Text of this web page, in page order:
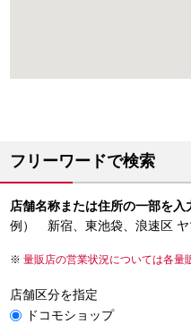
フリーワードで検索
店舗名称または住所の一部を入
例） 新宿、東池袋、浪速区 ヤ
量販店の営業状況については各量
店舗区分を指定
ドコモショップ